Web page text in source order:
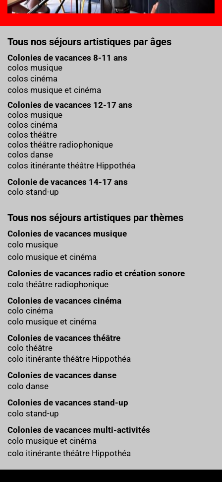
Tous nos séjours artistiques par âges
Colonies de vacances 8-11 ans
colos musique
colos cinéma
colos musique et cinéma
Colonies de vacances 12-17 ans
colos musique
colos cinéma
colos théâtre
colos théâtre radiophonique
colos danse
colos itinérante théâtre Hippothéa
Colonie de vacances 14-17 ans
colo stand-up
Tous nos séjours artistiques par thèmes
Colonies de vacances musique
colo musique
colo musique et cinéma
Colonies de vacances radio et création sonore
colo théâtre radiophonique
Colonies de vacances cinéma
colo cinéma
colo musique et cinéma
Colonies de vacances théâtre
colo théâtre
colo itinérante théâtre Hippothéa
Colonies de vacances danse
colo danse
Colonies de vacances stand-up
colo stand-up
Colonies de vacances multi-activités
colo musique et cinéma
colo itinérante théâtre Hippothéa